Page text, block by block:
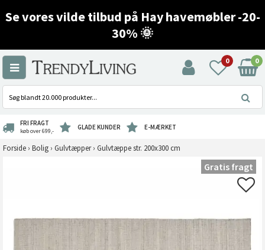
Se vores vilde tilbud på Hay havemøbler -20-
30% 🌞
0 0
FRI FRAGT
køb over 699,- GLADE KUNDER E-MÆRKET
Forside › Bolig › Gulvtæpper› Gulvtæppe str. 200x300 cm
Gratis fragt